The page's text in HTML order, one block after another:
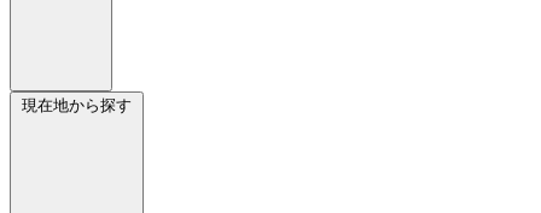
現在地から探す